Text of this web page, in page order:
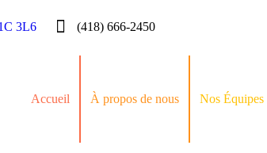
3L6 (418) 666-2450
Accueil À propos de nous Nos Équipes